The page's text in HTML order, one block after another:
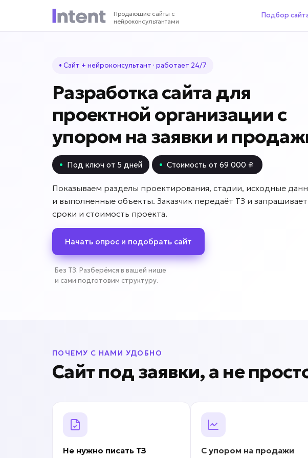
Продающие сайты с
нейроконсультантами
Подбор
• Сайт + нейроконсультант · работает 24/7
Разработка сайта для
проектной организации с
упором на заявки и
• Под ключ от 5 дней • Стоимость от 69 000 ₽
Показываем разделы проектирования, стадии, исходные
и выполненные объекты. Заказчик передаёт ТЗ и запрашивает
сроки и стоимость проекта.
Начать опрос и подобрать сайт
Без ТЗ. Разберёмся в вашей нише
и сами подготовим структуру.
ПОЧЕМУ С НАМИ УДОБНО
Сайт под заявки, а не
Не нужно писать ТЗ С упором на продажи